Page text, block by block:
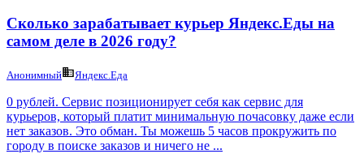
Сколько зарабатывает курьер Яндекс.Еды на
самом деле в 2026 году?
Анонимный Яндекс.Еда
0 рублей. Сервис позиционирует себя как сервис для
курьеров, который платит минимальную почасовку даже если
нет заказов. Это обман. Ты можешь 5 часов прокружить по
городу в поиске заказов и ничего не ...